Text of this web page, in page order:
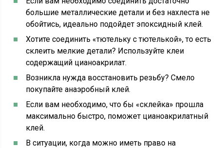
большие металлические детали и без нахлеста не
обойтись, идеально подойдет эпоксидный клей.
Хотите соединить «тютельку с тютелькой», то есть
склеить мелкие детали? Используйте клеи
содержащий цианоакрилат.
Возникла нужда восстановить резьбу? Смело
покупайте анаэробный клей.
Если вам необходимо, что бы «склейка» прошла
максимально быстро, поможет цианоакрилатный
клей.
В ситуации, когда можно иметь право на